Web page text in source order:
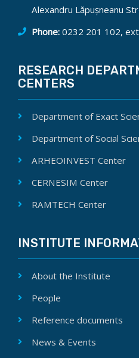
Alexandru Lăpușneanu
Phone:0232 201 102,
RESEARCH
CENTERS
Department of Exact
Department of Social
ARHEOINVEST Center
CERNESIM Center
RAMTECH Center
INSTITUTE
About the Institute
People
Reference documents
News & Events